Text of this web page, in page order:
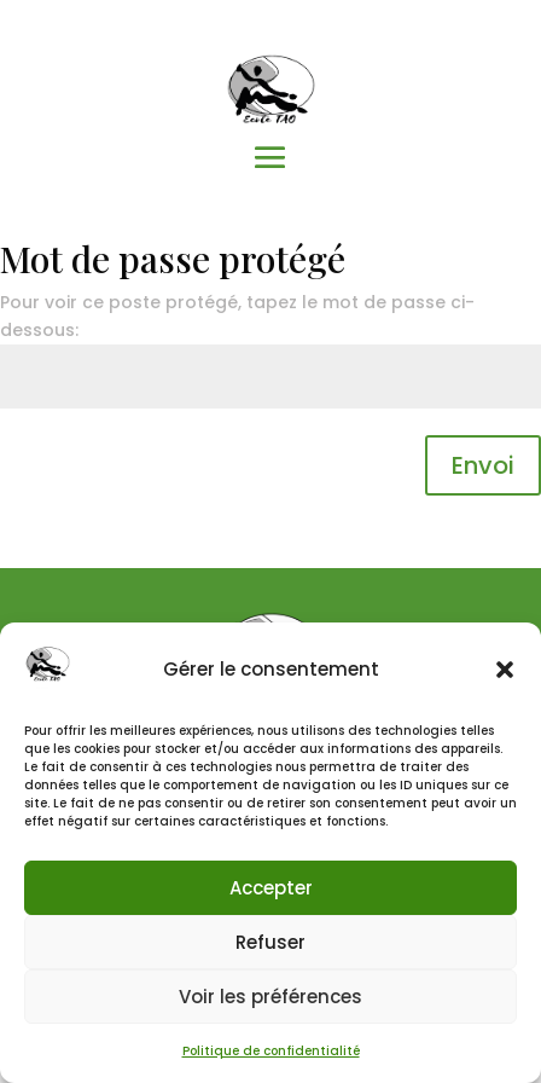
Gérer le consentement
Pour offrir les meilleures expériences, nous utilisons des technologies telles
que les cookies pour stocker et/ou accéder aux informations des appareils.
Le fait de consentir à ces technologies nous permettra de traiter des
données telles que le comportement de navigation ou les ID uniques sur ce
site. Le fait de ne pas consentir ou de retirer son consentement peut avoir un
effet négatif sur certaines caractéristiques et fonctions.
Accepter
Refuser
Voir les préférences
Politique de confidentialité
Mot de passe protégé
Pour voir ce poste protégé, tapez le mot de passe ci-
dessous:
Envoi
© 2025 ECOLE TAO – TOUS DROITS RÉSERVÉS. DESIGNÉ
ET DÉVELOPPÉ PAR MARIANNE SIRGUE